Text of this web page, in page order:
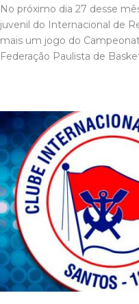
No próximo dia 27 desse
juvenil do Internacional de
mais um jogo do
Federação Paulista de